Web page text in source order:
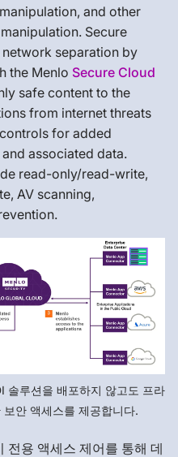
and other
Secure
separation by
the Menlo Secure Cloud
safe content to the
from internet threats
for added
associated data.
read-only/read-write,
AV scanning,
솔루션을 배포하지 않고도 프라
안 액세스를 제공합니다.
용 액세스 제어를 통해 데